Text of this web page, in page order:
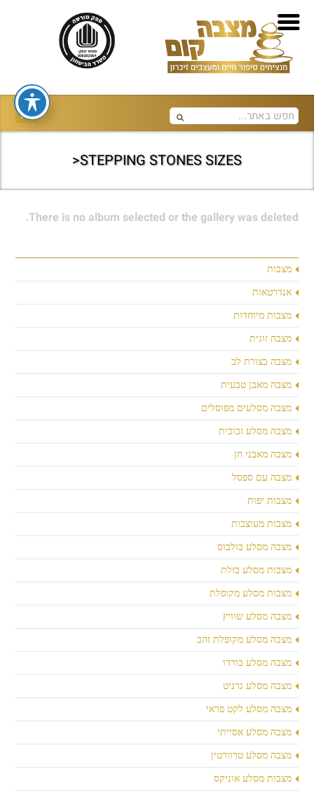
STEPPING STONES SIZES<
מצבות
אנדרטאות
מצבות מיוחדות
מצבה זוגית
מצבה בצורת לב
מצבה מאבן טבעית
מצבה מסלעים מפוסלים
מצבה מסלע זכוכית
מצבה מאבני חן
מצבה עם ספסל
מצבות יפות
מצבות מעוצבות
מצבה מסלע בולבוס
מצבות מסלע בזלת
מצבות מסלע מקופלת
מצבה מסלע שוויץ
מצבה מסלע מקופלת זהב
מצבה מסלע בורדו
מצבה מסלע גרניט
מצבה מסלע לקט פראי
מצבה מסלע אסייתי
מצבה מסלע טרוורטין
מצבות מסלע אוניקס
There is no album selected or the gallery was deleted.